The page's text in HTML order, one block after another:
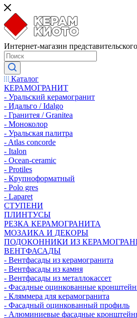
Интернет-магазин
Каталог
КЕРАМОГРАНИТ
- Уральский керамогранит
- Идальго / Idalgo
- Гранитея / Granitea
- Моноколор
- Уральская палитра
- Atlas concorde
- Italon
- Ocean-ceramic
- Protiles
- Крупноформатный
- Polo gres
- Laparet
СТУПЕНИ
ПЛИНТУСЫ
РЕЗКА КЕРАМОГРАНИТА
МОЗАИКА И ДЕКОРЫ
ПОДОКОННИКИ ИЗ
ВЕНТФАСАДЫ
- Вентфасады из керамогранита
- Вентфасады из камня
- Вентфасады из металлокассет
- Фасадные оцинкованные
- Кляммера для керамогранита
- Фасадный оцинкованный профиль
- Алюминиевые фасадные